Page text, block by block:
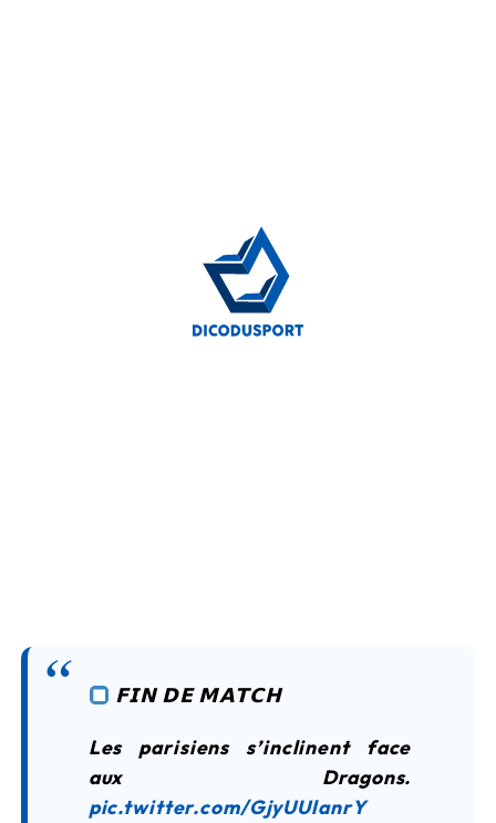
𝗙𝗜𝗡 𝗗𝗘 𝗠𝗔𝗧𝗖𝗛
Les parisiens s’inclinent face
aux Dragons.
pic.twitter.com/GjyUUlanrY